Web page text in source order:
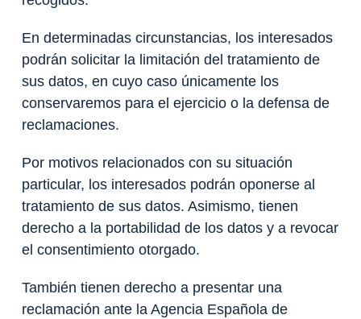
En determinadas circunstancias, los interesados
podrán solicitar la limitación del tratamiento de
sus datos, en cuyo caso únicamente los
conservaremos para el ejercicio o la defensa de
reclamaciones.
Por motivos relacionados con su situación
particular, los interesados podrán oponerse al
tratamiento de sus datos. Asimismo, tienen
derecho a la portabilidad de los datos y a revocar
el consentimiento otorgado.
También tienen derecho a presentar una
reclamación ante la Agencia Española de